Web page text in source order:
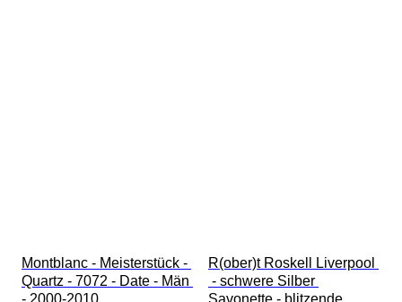
Montblanc - Meisterstück -
Quartz - 7072 - Date - Män
R(ober)t Roskell Liverpool
- schwere Silber